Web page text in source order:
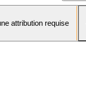
attribution requise